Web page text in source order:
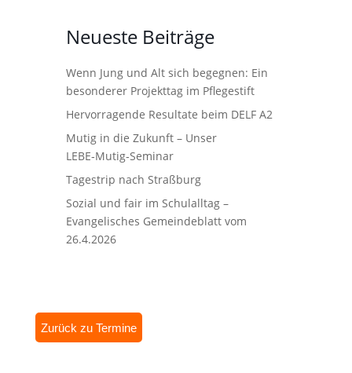
Neueste Beiträge
Wenn Jung und Alt sich begegnen: Ein
besonderer Projekttag im Pflegestift
Hervorragende Resultate beim DELF A2
Mutig in die Zukunft – Unser
LEBE‑Mutig‑Seminar
Tagestrip nach Straßburg
Sozial und fair im Schulalltag –
Evangelisches Gemeindeblatt vom
26.4.2026
Zurück zu Termine